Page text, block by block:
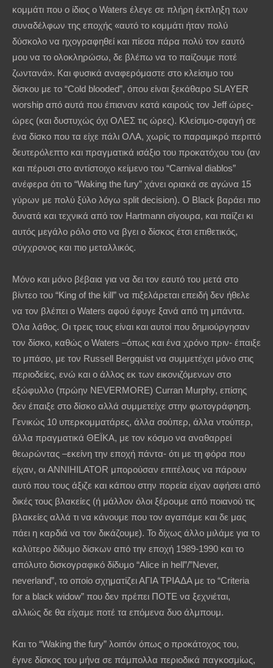
κομμάτι που ο ίδιος ο Waters έλεγε σε πλήρη έκπληξη των
συναδέλφων της εποχής «αυτό το κομμάτι ήταν πολύ
δύσκολο να ηχογραφηθεί και πίεσα πάρα πολύ τον εαυτό
μου να το ολοκληρώσω, δε βλέπω να το παίζουμε ποτέ
ζωντανά». Και φυσικά αναφερόμαστε στο κλείσιμο του
δίσκου με το “Cold blooded”, όπου είναι ξεκάθαρο SLAYER
worship από αυτά που έπιαναν κατά καιρούς τον Jeff ώρες-
ώρες (και δυστυχώς όχι ΟΛΕΣ τις ώρες). Κλείσιμο-σφαγή σε
ένα δίσκο που τα είχε πάλι ΟΛΑ, χωρίς το παραμικρό περιττό
δευτερόλεπτο και πραγματικά ισάξιο του προκατόχου του (αν
και πέρυσι στο αντίστοιχο κείμενο του “Carnival diablos”
ανέφερα ότι το “Waking the fury” χάνει οριακά σε αγώνα 15
γύρων με πολύ ξύλο λόγω split decision). O Black βαράει πιο
δυνατά και τεχνικά από τον Hartmann σίγουρα, και παίζει κι
αυτός μεγάλο ρόλο στο να βγει ο δίσκος έτσι επιθετικός,
σύγχρονος και πιο μεταλλικός.
Μόνο και μόνο βέβαια για να δει τον εαυτό του μετά στο
βίντεο του “King of the kill” να πιξελάρεται επειδή δεν ήθελε
να τον βλέπει ο Waters αφού έφυγε ξανά από τη μπάντα.
Όλα λάθος. Οι τρεις τους είναι και αυτοί που δημιούργησαν
τον δίσκο, καθώς ο Waters –όπως και ένα χρόνο πριν- έπαιξε
το μπάσο, με τον Russell Bergquist να συμμετέχει μόνο στις
περιοδείες, ενώ και ο άλλος εκ των εικονιζόμενων στο
εξώφυλλο (πρώην NEVERMORE) Curran Murphy, επίσης
δεν έπαιξε στο δίσκο αλλά συμμετείχε στην φωτογράφηση.
Γενικώς 10 υπερκομματάρες, άλλα σούπερ, άλλα ντούπερ,
άλλα πραγματικά ΘΕΪΚΑ, με τον κόσμο να αναθαρρεί
θεωρώντας –εκείνη την εποχή πάντα- ότι με τη φόρα που
είχαν, οι ANNIHILATOR μπορούσαν επιτέλους να πάρουν
αυτό που τους άξιζε και κάπου στην πορεία είχαν αφήσει από
δικές τους βλακείες (ή μάλλον όλοι ξέρουμε από ποιανού τις
βλακείες αλλά τι να κάνουμε που τον αγαπάμε και δε μας
πάει η καρδιά να τον δικάζουμε). Το δίχως άλλο μιλάμε για το
καλύτερο δίδυμο δίσκων από την εποχή 1989-1990 και το
απόλυτο δισκογραφικό δίδυμο “Alice in hell”/”Never,
neverland”, το οποίο σχηματίζει ΑΓΙΑ ΤΡΙΑΔΑ με το “Criteria
for a black widow” που δεν πρέπει ΠΟΤΕ να ξεχνιέται,
αλλιώς δε θα είχαμε ποτέ τα επόμενα δυο άλμπουμ.
Και το “Waking the fury” λοιπόν όπως ο προκάτοχος του,
έγινε δίσκος του μήνα σε πάμπολλα περιοδικά παγκοσμίως,